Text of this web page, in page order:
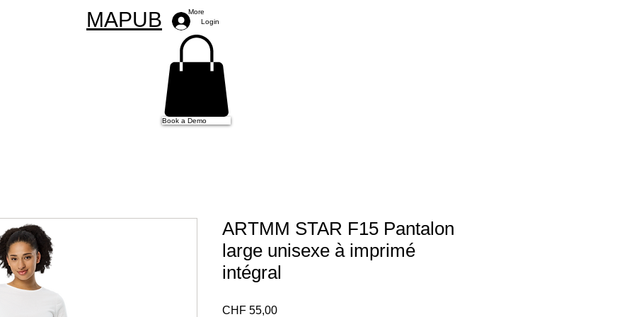
MAPUB
More
Login
Book a Demo
ARTMM STAR F15 Pantalon
large unisexe à imprimé
intégral
CHF 55,00Preço